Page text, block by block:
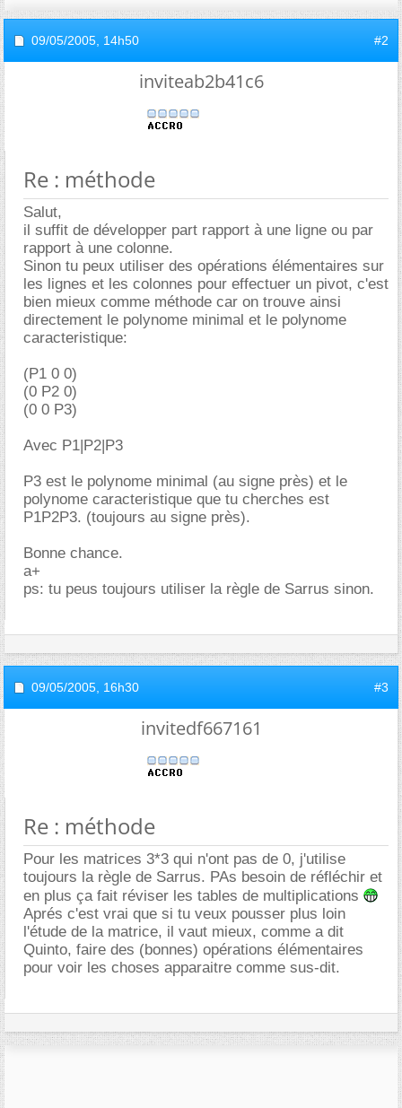
09/05/2005, 14h50 #2
inviteab2b41c6
Re : méthode
Salut,
il suffit de développer part rapport à une ligne ou par
rapport à une colonne.
Sinon tu peux utiliser des opérations élémentaires sur
les lignes et les colonnes pour effectuer un pivot, c'est
bien mieux comme méthode car on trouve ainsi
directement le polynome minimal et le polynome
caracteristique:
(P1 0 0)
(0 P2 0)
(0 0 P3)
Avec P1|P2|P3
P3 est le polynome minimal (au signe près) et le
polynome caracteristique que tu cherches est
P1P2P3. (toujours au signe près).
Bonne chance.
a+
ps: tu peus toujours utiliser la règle de Sarrus sinon.
09/05/2005, 16h30 #3
invitedf667161
Re : méthode
Pour les matrices 3*3 qui n'ont pas de 0, j'utilise
toujours la règle de Sarrus. PAs besoin de réfléchir et
en plus ça fait réviser les tables de multiplications
Aprés c'est vrai que si tu veux pousser plus loin
l'étude de la matrice, il vaut mieux, comme a dit
Quinto, faire des (bonnes) opérations élémentaires
pour voir les choses apparaitre comme sus-dit.